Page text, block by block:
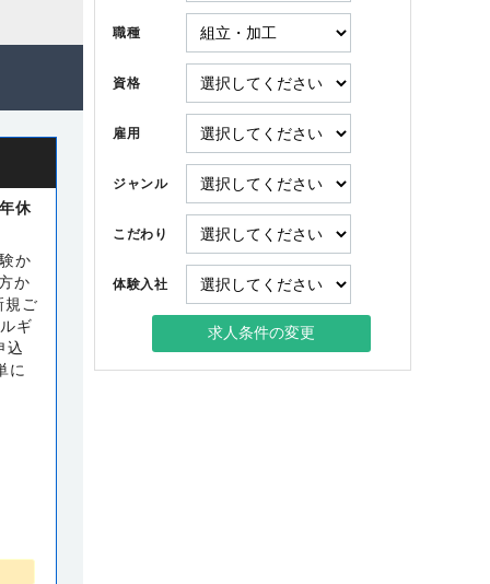
休
か
か
規ご
ギ
込
に
職種
資格
雇用
ジャンル
こだわり
体験入社